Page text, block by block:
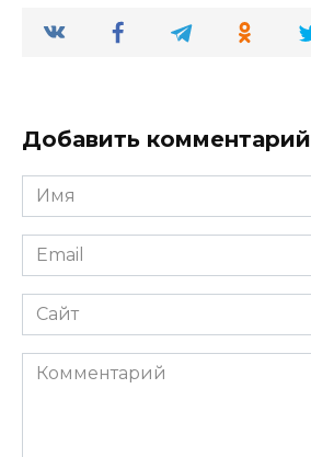
Добавить комментарий
Имя
Email
Сайт
Комментарий